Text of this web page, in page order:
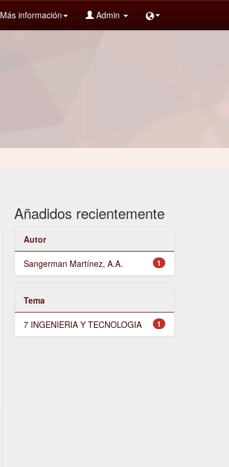
Más información Admin
Añadidos recientemente
Autor
1
Sangerman Martínez, A.A.
Tema
1
7 INGENIERIA Y TECNOLOGIA